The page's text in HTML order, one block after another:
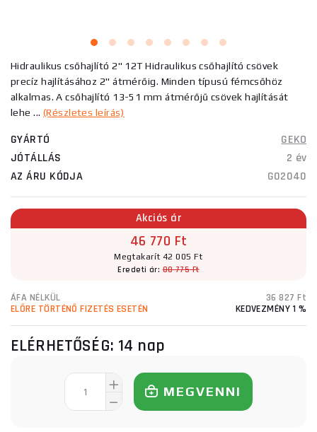
Hidraulikus csőhajlító 2" 12T Hidraulikus csőhajlító csövek
precíz hajlításához 2" átmérőig. Minden típusú fémcsőhöz
alkalmas. A csőhajlító 13-51 mm átmérőjű csövek hajlítását
lehe ... (Részletes leírás)
GYÁRTÓ
GEKO
JÓTÁLLÁS
2 év
AZ ÁRU KÓDJA
G02040
Akciós ár
46 770 Ft
Megtakarít 42 005 Ft
Eredeti ár:88 775 Ft
ÁFA NÉLKÜL
36 827 Ft
ELŐRE TÖRTÉNŐ FIZETÉS ESETÉN
KEDVEZMÉNY 1 %
ELÉRHETŐSÉG: 14 nap
MEGVENNI